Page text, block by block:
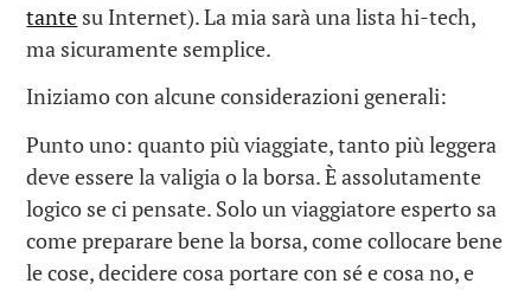
tante su Internet). La mia sarà una lista hi-tech,
ma sicuramente semplice.
Iniziamo con alcune considerazioni generali:
Punto uno: quanto più viaggiate, tanto più leggera
deve essere la valigia o la borsa. È assolutamente
logico se ci pensate. Solo un viaggiatore esperto sa
come preparare bene la borsa, come collocare bene
le cose, decidere cosa portare con sé e cosa no, e